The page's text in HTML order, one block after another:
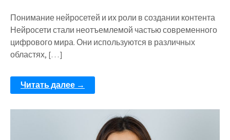
Понимание нейросетей и их роли в создании контента
Нейросети стали неотъемлемой частью современного
цифрового мира. Они используются в различных
областях, […]
Читать далее →